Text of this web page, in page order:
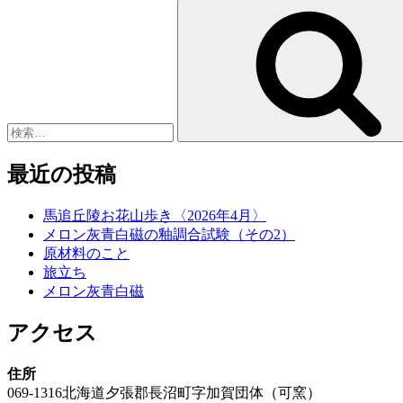
最近の投稿
馬追丘陵お花山歩き〈2026年4月〉
メロン灰青白磁の釉調合試験（その2）
原材料のこと
旅立ち
メロン灰青白磁
アクセス
住所
069-1316北海道夕張郡長沼町字加賀団体（可窯）